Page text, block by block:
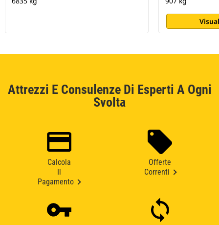
Attrezzi E Consulenze Di Esperti A Ogni
Svolta
Calcola
Pagamento
Offerte
Correnti